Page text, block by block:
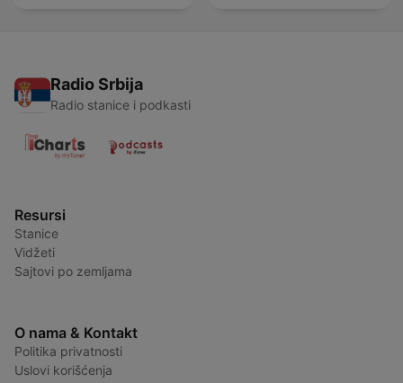
Radio Srbija
Radio stanice i podkasti
Resursi
Stanice
Vidžeti
Sajtovi po zemljama
O nama & Kontakt
Politika privatnosti
Uslovi korišćenja